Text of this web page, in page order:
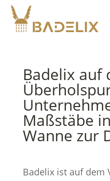
Badelix auf
Maßstäbe
Wanne zur
Badelix ist auf dem